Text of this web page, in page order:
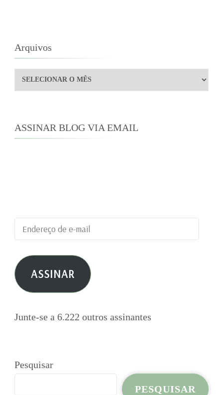
Arquivos
Arquivos
ASSINAR BLOG VIA EMAIL
Endereço
de
e-
mail ASSINAR
Junte-se a 6.222 outros assinantes
Pesquisar
PESQUISAR